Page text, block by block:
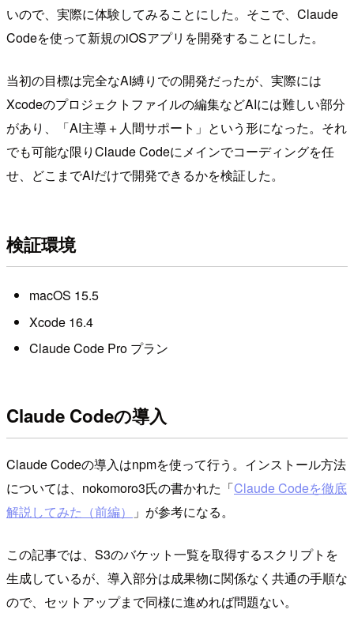
いので、実際に体験してみることにした。そこで、Claude
Codeを使って新規のiOSアプリを開発することにした。
当初の目標は完全なAI縛りでの開発だったが、実際には
Xcodeのプロジェクトファイルの編集などAIには難しい部分
があり、「AI主導＋人間サポート」という形になった。それ
でも可能な限りClaude Codeにメインでコーディングを任
せ、どこまでAIだけで開発できるかを検証した。
検証環境
macOS 15.5
Xcode 16.4
Claude Code Pro プラン
Claude Codeの導入
Claude Codeの導入はnpmを使って行う。インストール方法
については、nokomoro3氏の書かれた「Claude Codeを徹底
解説してみた（前編）
」が参考になる。
この記事では、S3のバケット一覧を取得するスクリプトを
生成しているが、導入部分は成果物に関係なく共通の手順な
ので、セットアップまで同様に進めれば問題ない。